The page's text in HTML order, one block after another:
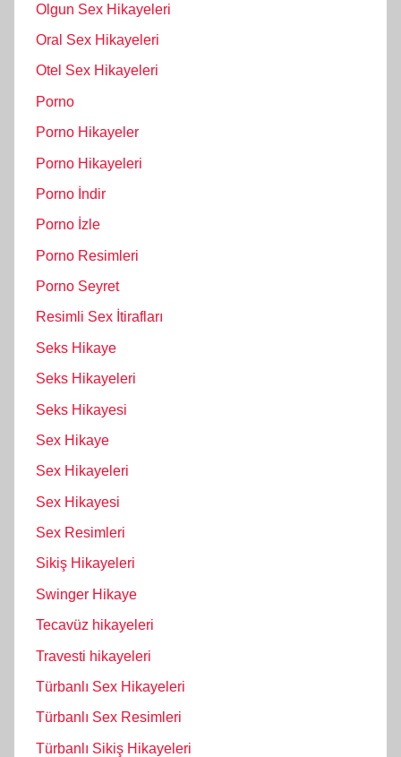
Olgun Sex Hikayeleri
Oral Sex Hikayeleri
Otel Sex Hikayeleri
Porno
Porno Hikayeler
Porno Hikayeleri
Porno İndir
Porno İzle
Porno Resimleri
Porno Seyret
Resimli Sex İtirafları
Seks Hikaye
Seks Hikayeleri
Seks Hikayesi
Sex Hikaye
Sex Hikayeleri
Sex Hikayesi
Sex Resimleri
Sikiş Hikayeleri
Swinger Hikaye
Tecavüz hikayeleri
Travesti hikayeleri
Türbanlı Sex Hikayeleri
Türbanlı Sex Resimleri
Türbanlı Sikiş Hikayeleri